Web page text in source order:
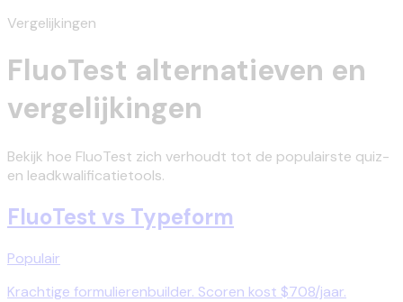
Vergelijkingen
FluoTest alternatieven en
vergelijkingen
Bekijk hoe FluoTest zich verhoudt tot de populairste quiz-
en leadkwalificatietools.
FluoTest vs Typeform
Populair
Krachtige formulierenbuilder. Scoren kost $708/jaar.